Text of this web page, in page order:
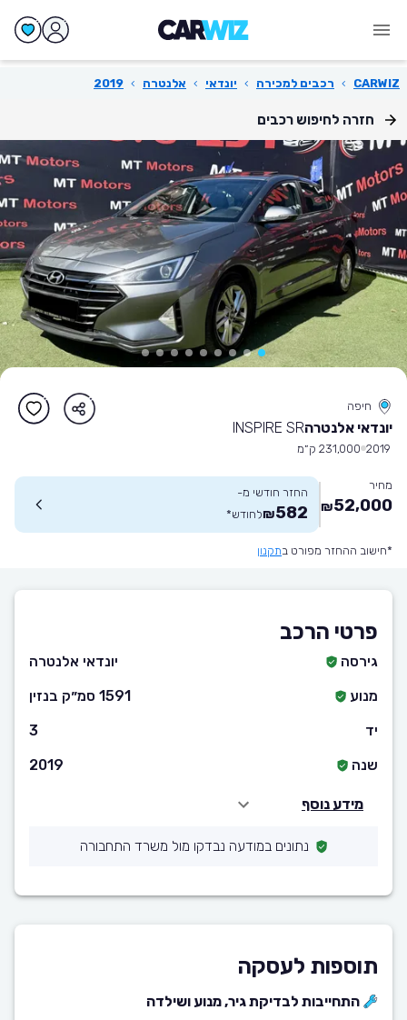
CARWIZ
› רכבים למכירה › יונדאי › אלנטרה ›
2019
חזרה לחיפוש רכבים
חיפה
יונדאי אלנטרהINSPIRE SR
2019 231,000 ק״מ
מחיר
52,000
₪
החזר חודשי מ-
582
₪לחודש*
*חישוב ההחזר מפורט בתקנון
פרטי הרכב
גירסה
יונדאי אלנטרה
מנוע
1591 סמ״ק בנזין
יד
3
שנה
2019
מידע נוסף
נתונים במודעה נבדקו מול משרד התחבורה
תוספות לעסקה
התחייבות לבדיקת גיר, מנוע ושילדה